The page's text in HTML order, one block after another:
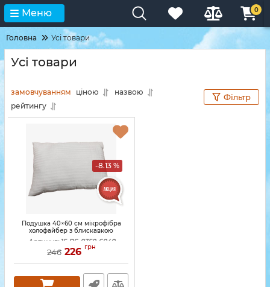
Меню 0
Головна Усі товари
Усі товари
замовчуванням ціною
назвою
рейтингу
Фільтр
-8.13 %
Подушка 40×60 см мікрофібра
холофайбер з блискавкою
Артикул: 15-PS-0350-6040
246 226 грн